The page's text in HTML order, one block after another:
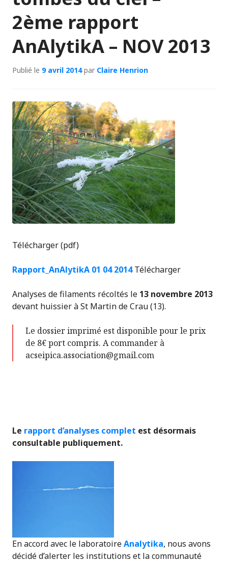
2ème rapport
AnAlytikA – NOV 2013
Publié le 9 avril 2014par Claire Henrion
Télécharger (pdf)
Rapport_AnAlytikA 01 04 2014Télécharger
Analyses de filaments récoltés le 13 novembre 2013
devant huissier à St Martin de Crau (13).
Le dossier imprimé est disponible pour le prix
de 8€ port compris. A commander à
acseipica.association@gmail.com
Le rapport d’analyses complet est désormais
consultable publiquement.
En accord avec le laboratoireAnalytika, nous avons
décidé d’alerter les institutions et la communauté